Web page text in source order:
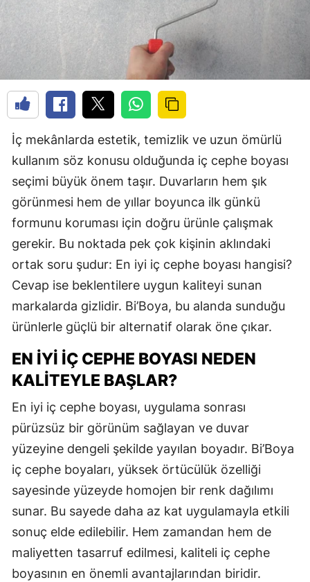
İç mekânlarda estetik, temizlik ve uzun ömürlü
kullanım söz konusu olduğunda iç cephe boyası
seçimi büyük önem taşır. Duvarların hem şık
görünmesi hem de yıllar boyunca ilk günkü
formunu koruması için doğru ürünle çalışmak
gerekir. Bu noktada pek çok kişinin aklındaki
ortak soru şudur: En iyi iç cephe boyası hangisi?
Cevap ise beklentilere uygun kaliteyi sunan
markalarda gizlidir. Bi’Boya, bu alanda sunduğu
ürünlerle güçlü bir alternatif olarak öne çıkar.
EN İYI İÇ CEPHE BOYASI NEDEN
KALITEYLE BAŞLAR?
En iyi iç cephe boyası, uygulama sonrası
pürüzsüz bir görünüm sağlayan ve duvar
yüzeyine dengeli şekilde yayılan boyadır. Bi’Boya
iç cephe boyaları, yüksek örtücülük özelliği
sayesinde yüzeyde homojen bir renk dağılımı
sunar. Bu sayede daha az kat uygulamayla etkili
sonuç elde edilebilir. Hem zamandan hem de
maliyetten tasarruf edilmesi, kaliteli iç cephe
boyasının en önemli avantajlarından biridir.